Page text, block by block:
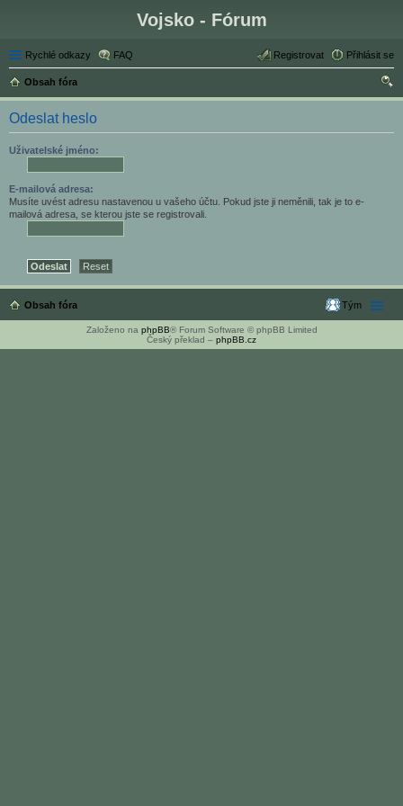
Vojsko - Fórum
Rychlé odkazy FAQ Přihlásit se
Registrovat
Obsah fóra
led
Odeslat heslo
Uživatelské jméno:
E-mailová adresa:
Musíte uvést adresu nastavenou u vašeho účtu. Pokud jste ji neměnili, tak je to e-
mailová adresa, se kterou jste se registrovali.
Obsah fóra Tým
Založeno na phpBB® Forum Software © phpBB Limited
Český překlad – phpBB.cz